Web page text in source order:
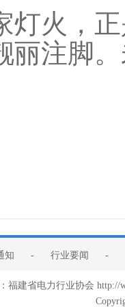
灯火，
丽注脚
知 - 行业要闻 -
福建省电力行业协会